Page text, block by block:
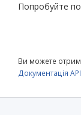
Попробуйте
Ви можете
Документація API